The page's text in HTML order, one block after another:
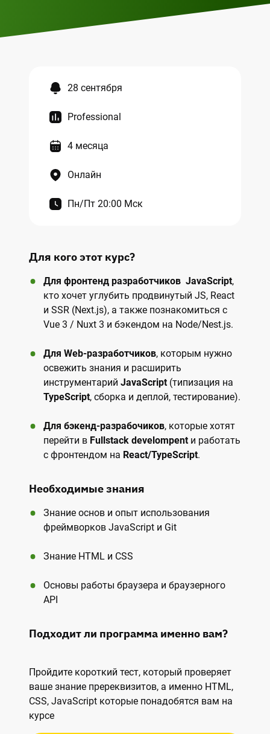
28 сентября
Professional
4 месяца
Онлайн
Пн/Пт 20:00 Мск
Для кого этот курс?
Для фронтенд разработчиков JavaScript,
кто хочет углубить продвинутый JS, React
и SSR (Next.js), а также познакомиться с
Vue 3 / Nuxt 3 и бэкендом на Node/Nest.js.
Для Web-разработчиков, которым нужно
освежить знания и расширить
инструментарий JavaScript(типизация на
TypeScript, сборка и деплой, тестирование).
Для бэкенд-разрабочиков, которые хотят
перейти в Fullstack develompentи работать
с фронтендом на React/TypeScript.
Необходимые знания
Знание основ и опыт использования
фреймворков JavaScript и Git
Знание HTML и CSS
Основы работы браузера и браузерного
API
Подходит ли программа именно вам?
Пройдите короткий тест, который проверяет
ваше знание пререквизитов, а именно HTML,
CSS, JavaScript которые понадобятся вам на
курсе